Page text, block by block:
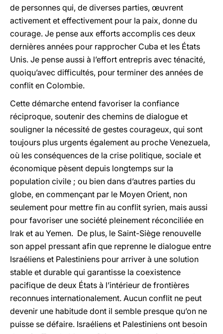
de personnes qui, de diverses parties, œuvrent
activement et effectivement pour la paix, donne du
courage. Je pense aux efforts accomplis ces deux
dernières années pour rapprocher Cuba et les États
Unis. Je pense aussi à l’effort entrepris avec ténacité,
quoiqu’avec difficultés, pour terminer des années de
conflit en Colombie.
Cette démarche entend favoriser la confiance
réciproque, soutenir des chemins de dialogue et
souligner la nécessité de gestes courageux, qui sont
toujours plus urgents également au proche Venezuela,
où les conséquences de la crise politique, sociale et
économique pèsent depuis longtemps sur la
population civile ; ou bien dans d’autres parties du
globe, en commençant par le Moyen Orient, non
seulement pour mettre fin au conflit syrien, mais aussi
pour favoriser une société pleinement réconciliée en
Irak et au Yemen. De plus, le Saint-Siège renouvelle
son appel pressant afin que reprenne le dialogue entre
Israéliens et Palestiniens pour arriver à une solution
stable et durable qui garantisse la coexistence
pacifique de deux États à l’intérieur de frontières
reconnues internationalement. Aucun conflit ne peut
devenir une habitude dont il semble presque qu’on ne
puisse se défaire. Israéliens et Palestiniens ont besoin